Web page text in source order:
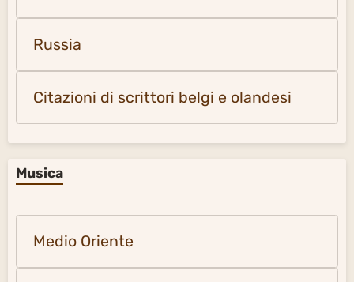
Russia
Citazioni di scrittori belgi e olandesi
Musica
Medio Oriente